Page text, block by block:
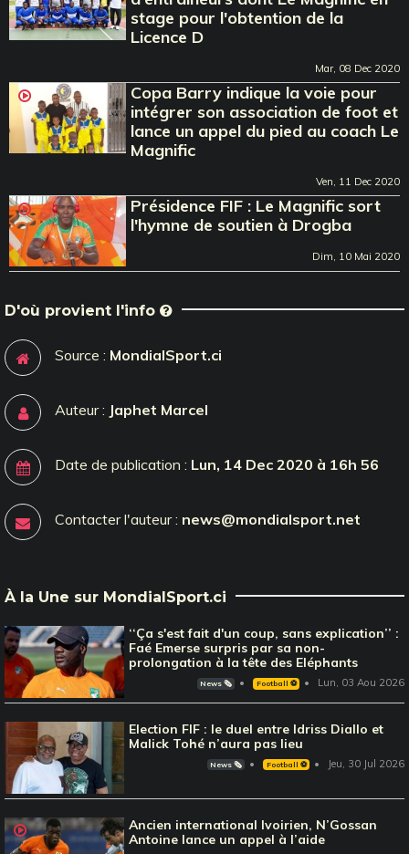
stage pour l'obtention de la
Licence D
Mar, 08 Dec 2020
Copa Barry indique la voie pour
intégrer son association de foot et
lance un appel du pied au coach Le
Magnific
Ven, 11 Dec 2020
Présidence FIF : Le Magnific sort
l'hymne de soutien à Drogba
Dim, 10 Mai 2020
D'où provient l'info
Source : MondialSport.ci
Auteur : Japhet Marcel
Date de publication : Lun, 14 Dec 2020 à 16h 56
Contacter l'auteur : news@mondialsport.net
À la Une sur MondialSport.ci
‘‘Ça s'est fait d'un coup, sans explication’’ :
Faé Emerse surpris par sa non-
prolongation à la tête des Eléphants
News 🗞️ Football ⚽️ Lun, 03 Aou 2026
Election FIF : le duel entre Idriss Diallo et
Malick Tohé n’aura pas lieu
News 🗞️ Football ⚽️ Jeu, 30 Jul 2026
Ancien international Ivoirien, N’Gossan
Antoine lance un appel à l’aide